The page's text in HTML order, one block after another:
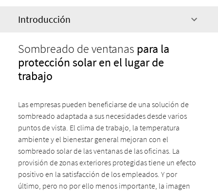
Introducción
Sombreado de ventanas para la
protección solar en el lugar de
trabajo
Las empresas pueden beneficiarse de una solución de
sombreado adaptada a sus necesidades desde varios
puntos de vista. El clima de trabajo, la temperatura
ambiente y el bienestar general mejoran con el
sombreado solar de las ventanas de las oficinas. La
provisión de zonas exteriores protegidas tiene un efecto
positivo en la satisfacción de los empleados. Y por
último, pero no por ello menos importante, la imagen